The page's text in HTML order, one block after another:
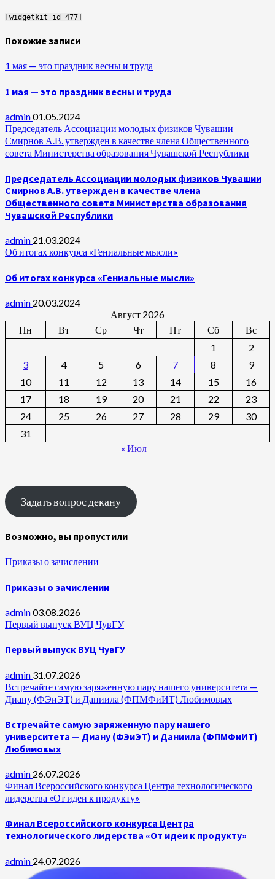
[widgetkit id=477]
Похожие записи
1 мая — это праздник весны и труда
1 мая — это праздник весны и труда
admin01.05.2024
Председатель Ассоциации молодых физиков Чувашии
Смирнов А.В. утвержден в качестве члена Общественного
совета Министерства образования Чувашской Республики
Председатель Ассоциации молодых физиков Чувашии
Смирнов А.В. утвержден в качестве члена
Общественного совета Министерства образования
Чувашской Республики
admin 21.03.2024
Об итогах конкурса «Гениальные мысли»
Об итогах конкурса «Гениальные мысли»
admin 20.03.2024
Август 2026
Пн
Вт Ср Чт Пт Сб
Вс
1
2
3
4 5 6 7 8
9
10
11 12 13 14 15
16
17
18 19 20 21 22
23
24
25 26 27 28 29
30
31
« Июл
Задать вопрос декану
Возможно, вы пропустили
Приказы о зачислении
Приказы о зачислении
admin03.08.2026
Первый выпуск ВУЦ ЧувГУ
Первый выпуск ВУЦ ЧувГУ
admin 31.07.2026
Встречайте самую заряженную пару нашего университета —
Диану (ФЭиЭТ) и Даниила (ФПМФиИТ) Любимовых
Встречайте самую заряженную пару нашего
университета — Диану (ФЭиЭТ) и Даниила (ФПМФиИТ)
Любимовых
admin 26.07.2026
Финал Всероссийского конкурса Центра технологического
лидерства «От идеи к продукту»
Финал Всероссийского конкурса Центра
технологического лидерства «От идеи к продукту»
admin 24.07.2026